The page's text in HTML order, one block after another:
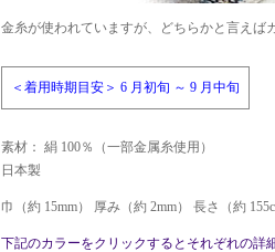
金糸が使われていますが、どちらかと言えば
＜着用時期目安＞ 6 月初旬 ～ 9 月中旬
素材： 絹 100％（一部金属糸使用）
日本製
巾（約 15mm） 厚み（約 2mm） 長さ（約
下記のカラーをクリックするとそれぞれの詳